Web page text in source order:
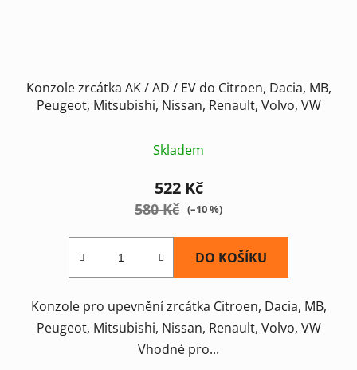
Konzole zrcátka AK / AD / EV do Citroen, Dacia, MB,
Peugeot, Mitsubishi, Nissan, Renault, Volvo, VW
Skladem
522 Kč
580 Kč (–10 %)
DO KOŠÍKU
Konzole pro upevnění zrcátka Citroen, Dacia, MB,
Peugeot, Mitsubishi, Nissan, Renault, Volvo, VW
Vhodné pro...